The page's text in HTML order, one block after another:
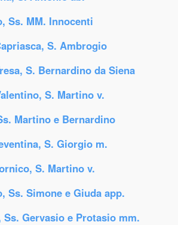
Ss. MM. Innocenti
S. Ambrogio
S. Bernardino da Siena
S. Martino v.
Martino e Bernardino
S. Giorgio m.
S. Martino v.
Ss. Simone e Giuda app.
Gervasio e Protasio mm.